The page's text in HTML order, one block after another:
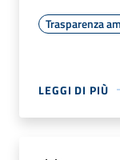
Trasparenza
LEGGI DI PIÙ